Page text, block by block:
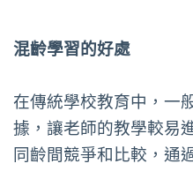
混齡學習的好處
在傳統學校教育中，一
據，讓老師的教學較易
同齡間競爭和比較，通